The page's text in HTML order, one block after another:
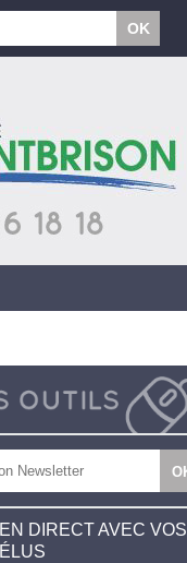
EN DIRECT AVEC VOS
ÉLUS